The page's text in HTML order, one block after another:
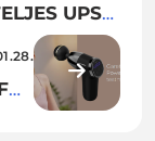
UPS